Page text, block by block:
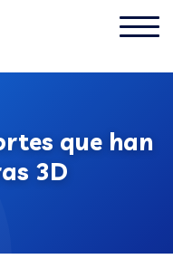
que han
3D